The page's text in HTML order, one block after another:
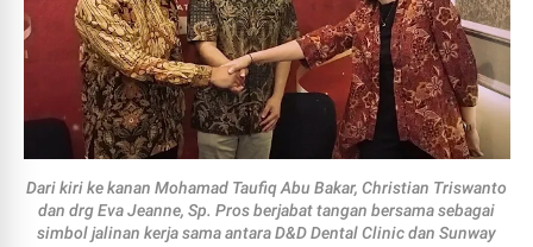
Dari kiri ke kanan Mohamad Taufiq Abu Bakar, Christian Triswanto
dan drg Eva Jeanne, Sp. Pros berjabat tangan bersama sebagai
simbol jalinan kerja sama antara D&D Dental Clinic dan Sunway